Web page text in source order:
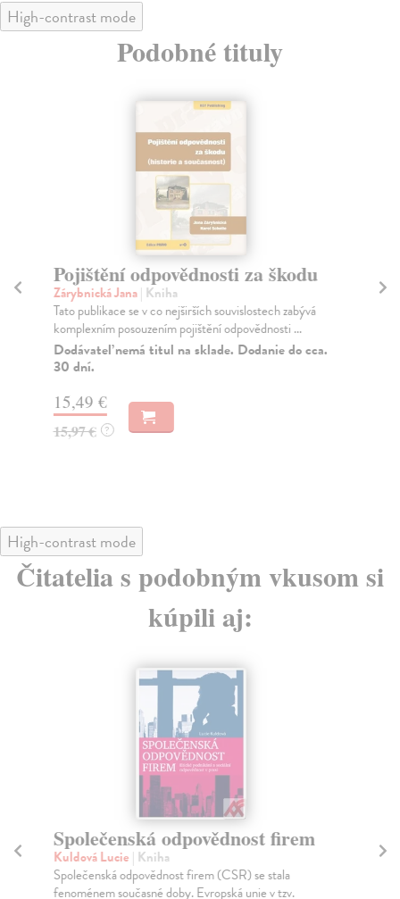
High-contrast mode
Podobné tituly
Pojištění odpovědnosti za škodu
Zárybnická Jana| Kniha
Tato publikace se v co nejširších souvislostech zabývá
komplexním posouzením pojištění odpovědnosti ...
Dodávateľ nemá titul na sklade. Dodanie do cca.
30 dní.
15,49 €
15,97 € ?
High-contrast mode
Čitatelia s podobným vkusom si
kúpili aj:
Společenská odpovědnost firem
Kuldová Lucie | Kniha
Společenská odpovědnost firem (CSR) se stala
fenoménem současné doby. Evropská unie v tzv.